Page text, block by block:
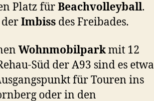
Platz fürBeachvolleyball.
Imbiss des Freibades.
Wohnmobilparkmit 12
Süd der A93 sind es etwa
für Touren ins
oder in den